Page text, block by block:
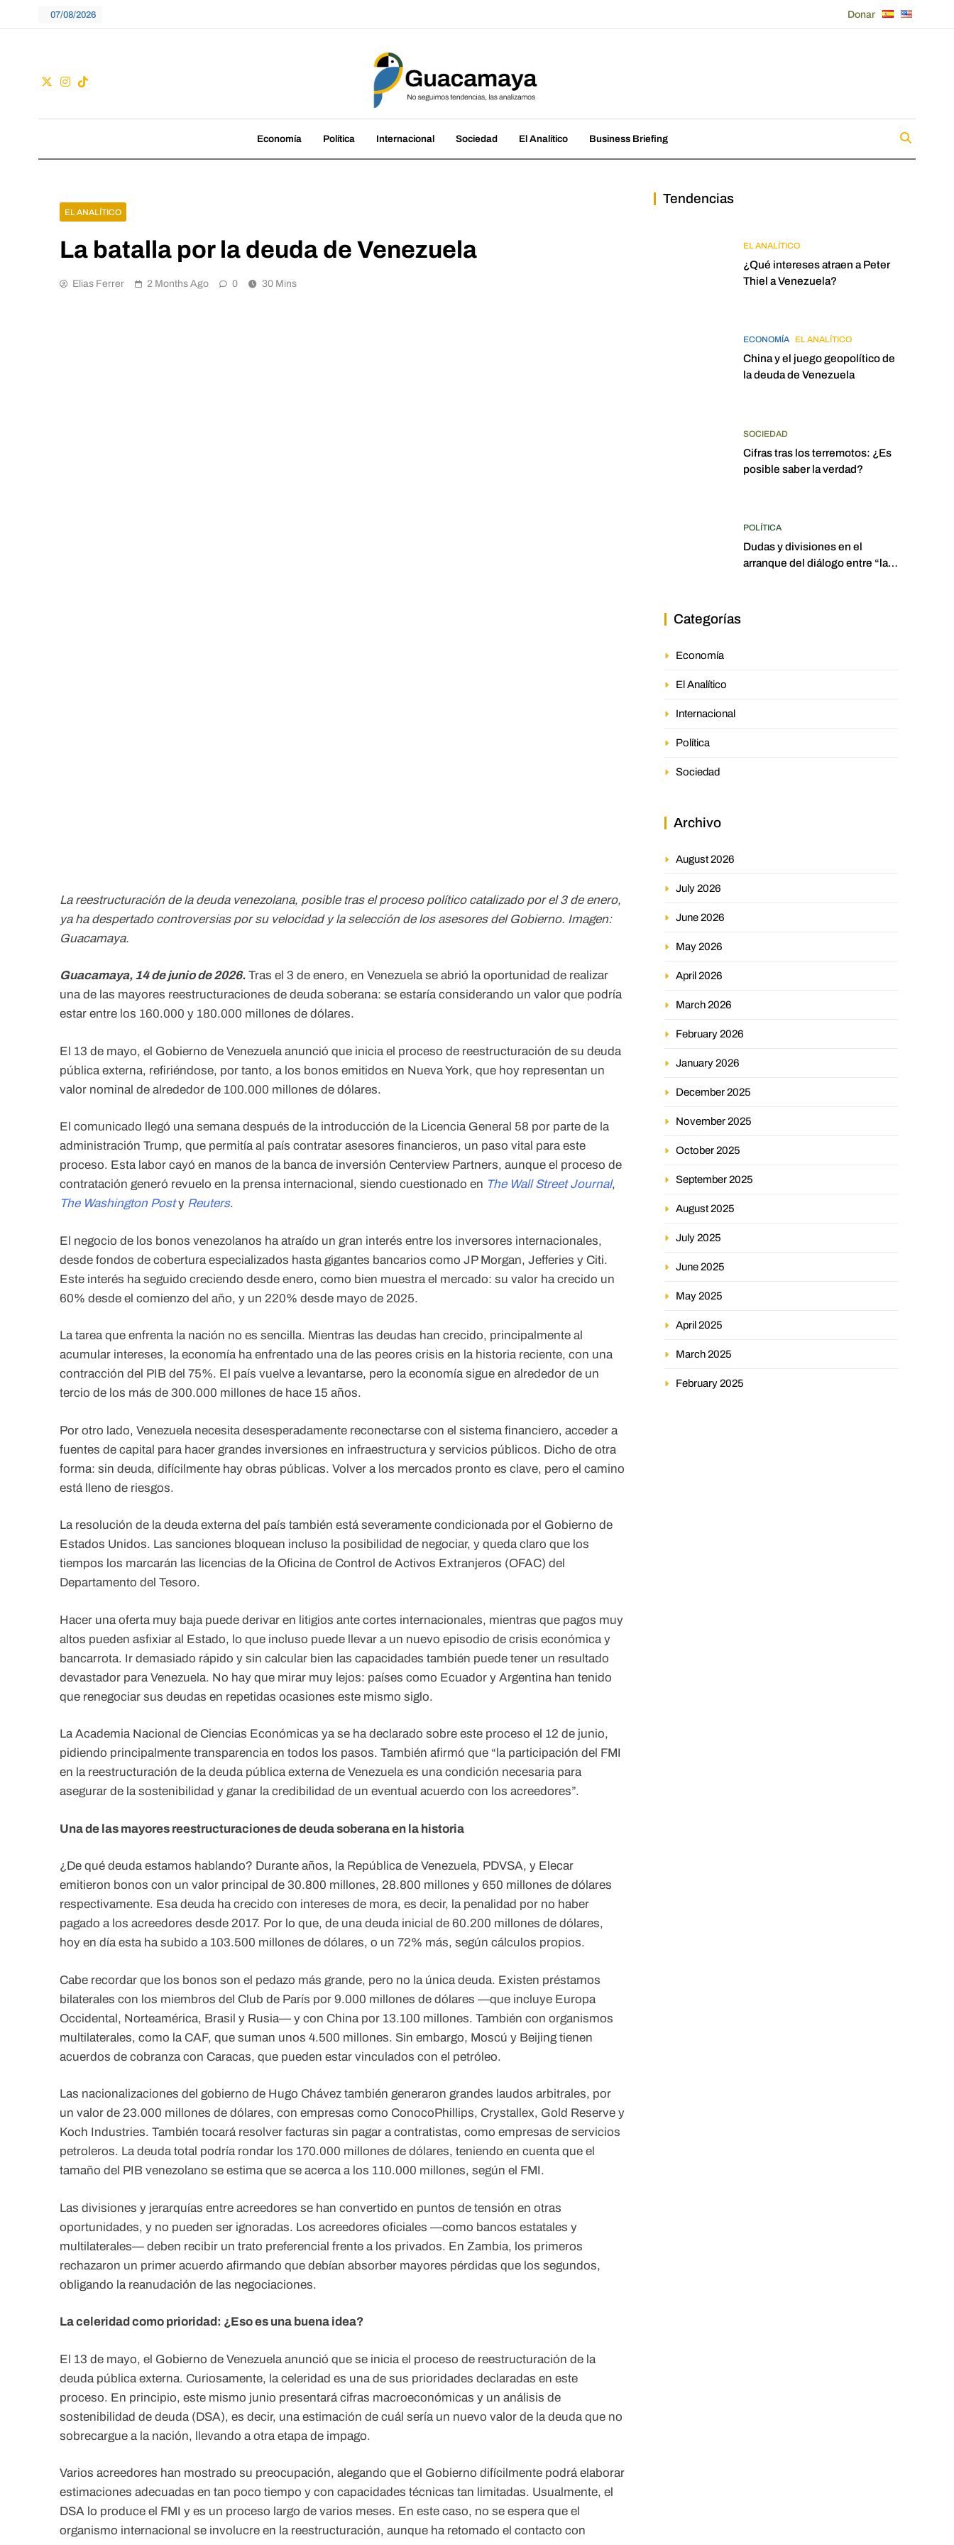
07/08/2026 Donar
Guacamaya
Economía Política Internacional Sociedad El Analítico Business Briefing
EL ANALÍTICO
La batalla por la deuda de Venezuela
Elias Ferrer 2 Months Ago 0 30 Mins
La reestructuración de la deuda venezolana, posible tras el proceso político catalizado por el 3 de enero,
ya ha despertado controversias por su velocidad y la selección de los asesores del Gobierno. Imagen:
Guacamaya.
Guacamaya, 14 de junio de 2026. Tras el 3 de enero, en Venezuela se abrió la oportunidad de realizar
una de las mayores reestructuraciones de deuda soberana: se estaría considerando un valor que podría
estar entre los 160.000 y 180.000 millones de dólares.
El 13 de mayo, el Gobierno de Venezuela anunció que inicia el proceso de reestructuración de su deuda
pública externa, refiriéndose, por tanto, a los bonos emitidos en Nueva York, que hoy representan un
valor nominal de alrededor de 100.000 millones de dólares.
El comunicado llegó una semana después de la introducción de la Licencia General 58 por parte de la
administración Trump, que permitía al país contratar asesores financieros, un paso vital para este
proceso. Esta labor cayó en manos de la banca de inversión Centerview Partners, aunque el proceso de
contratación generó revuelo en la prensa internacional, siendo cuestionado en The Wall Street Journal,
The Washington Posty Reuters.
El negocio de los bonos venezolanos ha atraído un gran interés entre los inversores internacionales,
desde fondos de cobertura especializados hasta gigantes bancarios como JP Morgan, Jefferies y Citi.
Este interés ha seguido creciendo desde enero, como bien muestra el mercado: su valor ha crecido un
60% desde el comienzo del año, y un 220% desde mayo de 2025.
La tarea que enfrenta la nación no es sencilla. Mientras las deudas han crecido, principalmente al
acumular intereses, la economía ha enfrentado una de las peores crisis en la historia reciente, con una
contracción del PIB del 75%. El país vuelve a levantarse, pero la economía sigue en alrededor de un
tercio de los más de 300.000 millones de hace 15 años.
Por otro lado, Venezuela necesita desesperadamente reconectarse con el sistema financiero, acceder a
fuentes de capital para hacer grandes inversiones en infraestructura y servicios públicos. Dicho de otra
forma: sin deuda, difícilmente hay obras públicas. Volver a los mercados pronto es clave, pero el camino
está lleno de riesgos.
La resolución de la deuda externa del país también está severamente condicionada por el Gobierno de
Estados Unidos. Las sanciones bloquean incluso la posibilidad de negociar, y queda claro que los
tiempos los marcarán las licencias de la Oficina de Control de Activos Extranjeros (OFAC) del
Departamento del Tesoro.
Hacer una oferta muy baja puede derivar en litigios ante cortes internacionales, mientras que pagos muy
altos pueden asfixiar al Estado, lo que incluso puede llevar a un nuevo episodio de crisis económica y
bancarrota. Ir demasiado rápido y sin calcular bien las capacidades también puede tener un resultado
devastador para Venezuela. No hay que mirar muy lejos: países como Ecuador y Argentina han tenido
que renegociar sus deudas en repetidas ocasiones este mismo siglo.
La Academia Nacional de Ciencias Económicas ya se ha declarado sobre este proceso el 12 de junio,
pidiendo principalmente transparencia en todos los pasos. También afirmó que “la participación del FMI
en la reestructuración de la deuda pública externa de Venezuela es una condición necesaria para
asegurar de la sostenibilidad y ganar la credibilidad de un eventual acuerdo con los acreedores”.
Una de las mayores reestructuraciones de deuda soberana en la historia
¿De qué deuda estamos hablando? Durante años, la República de Venezuela, PDVSA, y Elecar
emitieron bonos con un valor principal de 30.800 millones, 28.800 millones y 650 millones de dólares
respectivamente. Esa deuda ha crecido con intereses de mora, es decir, la penalidad por no haber
pagado a los acreedores desde 2017. Por lo que, de una deuda inicial de 60.200 millones de dólares,
hoy en día esta ha subido a 103.500 millones de dólares, o un 72% más, según cálculos propios.
Cabe recordar que los bonos son el pedazo más grande, pero no la única deuda. Existen préstamos
bilaterales con los miembros del Club de París por 9.000 millones de dólares —que incluye Europa
Occidental, Norteamérica, Brasil y Rusia— y con China por 13.100 millones. También con organismos
multilaterales, como la CAF, que suman unos 4.500 millones. Sin embargo, Moscú y Beijing tienen
acuerdos de cobranza con Caracas, que pueden estar vinculados con el petróleo.
Las nacionalizaciones del gobierno de Hugo Chávez también generaron grandes laudos arbitrales, por
un valor de 23.000 millones de dólares, con empresas como ConocoPhillips, Crystallex, Gold Reserve y
Koch Industries. También tocará resolver facturas sin pagar a contratistas, como empresas de servicios
petroleros. La deuda total podría rondar los 170.000 millones de dólares, teniendo en cuenta que el
tamaño del PIB venezolano se estima que se acerca a los 110.000 millones, según el FMI.
Las divisiones y jerarquías entre acreedores se han convertido en puntos de tensión en otras
oportunidades, y no pueden ser ignoradas. Los acreedores oficiales —como bancos estatales y
multilaterales— deben recibir un trato preferencial frente a los privados. En Zambia, los primeros
rechazaron un primer acuerdo afirmando que debían absorber mayores pérdidas que los segundos,
obligando la reanudación de las negociaciones.
La celeridad como prioridad: ¿Eso es una buena idea?
El 13 de mayo, el Gobierno de Venezuela anunció que se inicia el proceso de reestructuración de la
deuda pública externa. Curiosamente, la celeridad es una de sus prioridades declaradas en este
proceso. En principio, este mismo junio presentará cifras macroeconómicas y un análisis de
sostenibilidad de deuda (DSA), es decir, una estimación de cuál sería un nuevo valor de la deuda que no
sobrecargue a la nación, llevando a otra etapa de impago.
Varios acreedores han mostrado su preocupación, alegando que el Gobierno difícilmente podrá elaborar
estimaciones adecuadas en tan poco tiempo y con capacidades técnicas tan limitadas. Usualmente, el
DSA lo produce el FMI y es un proceso largo de varios meses. En este caso, no se espera que el
organismo internacional se involucre en la reestructuración, aunque ha retomado el contacto con
Tendencias
EL ANALÍTICO
¿Qué intereses atraen a Peter
Thiel a Venezuela?
ECONOMÍA EL ANALÍTICO
China y el juego geopolítico de
la deuda de Venezuela
SOCIEDAD
Cifras tras los terremotos: ¿Es
posible saber la verdad?
POLÍTICA
Dudas y divisiones en el
arranque del diálogo entre “las
Categorías
Economía
El Analítico
Internacional
Política
Sociedad
Archivo
August 2026
July 2026
June 2026
May 2026
April 2026
March 2026
February 2026
January 2026
December 2025
November 2025
October 2025
September 2025
August 2025
July 2025
June 2025
May 2025
April 2025
March 2025
February 2025